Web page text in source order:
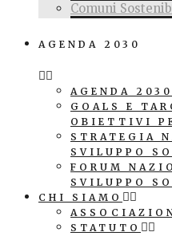
Comuni
AGENDA 2030
AGENDA
GOALS E
OBIETTIVI
STRATEGIA
SVILUPPO
FORUM
SVILUPPO
CHI SIAMO
STATUTO